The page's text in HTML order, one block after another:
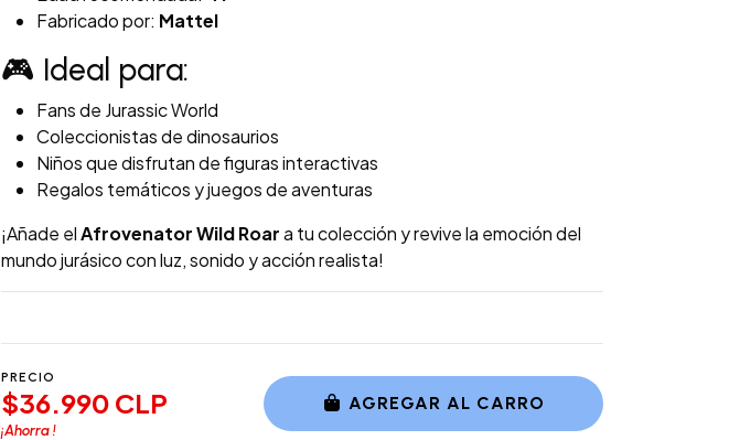
Fabricado por: Mattel
🎮 Ideal para:
Fans de Jurassic World
Coleccionistas de dinosaurios
Niños que disfrutan de figuras interactivas
Regalos temáticos y juegos de aventuras
¡Añade elAfrovenator Wild Roara tu colección y revive la emoción del
mundo jurásico con luz, sonido y acción realista!
PRECIO
$36.990 CLP
¡Ahorra!
AGREGAR AL CARRO